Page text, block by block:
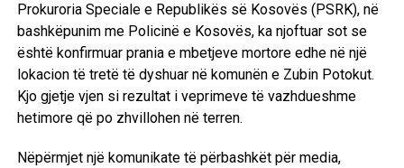
Prokuroria Speciale e Republikës së Kosovës (PSRK), në
bashkëpunim me Policinë e Kosovës, ka njoftuar sot se
është konfirmuar prania e mbetjeve mortore edhe në një
lokacion të tretë të dyshuar në komunën e Zubin Potokut.
Kjo gjetje vjen si rezultat i veprimeve të vazhdueshme
hetimore që po zhvillohen në terren.
Nëpërmjet një komunikate të përbashkët për media,